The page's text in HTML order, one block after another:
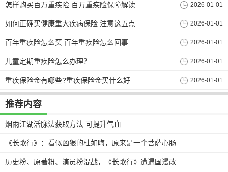
怎样购买百万重疾险 百万重疾险保障解读 2026-01-01
如何正确买健康重大疾病保险 注意这五点 2026-01-01
百年重疾险怎么买 百年重疾险怎么回事 2026-01-01
儿童定期重疾险怎么办理？ 2026-01-01
重疾保险金有哪些?重疾保险金买什么好 2026-01-01
推荐内容
烟雨江湖活脉法获取方法 可提升气血
《长歌行》：看似凶狠的杜如晦，原来是一个菩萨心肠
历史粉、原著粉、演员粉混战，《长歌行》遭遇国漫改编难